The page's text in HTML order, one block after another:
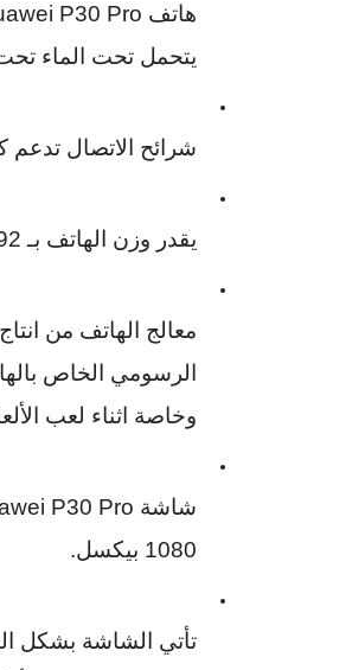
هاتف P30 Pro
يتحمل تحت الماء تحت عمق 2 متر لمدة نصف
شرائح الاتصال
يقدر وزن الهاتف بـ
معالج الهاتف من
الرسومي الخاص
وخاصة اثناء لعب
شاشة P30 Pro
1080 بيكسل.
تأتي الشاشة بشكل